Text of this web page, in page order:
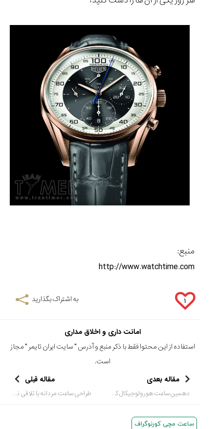
منبع:
http://www.watchtime.com
۱ به اشتراک بگذارید
امانت داری و اخلاق مداری
استفاده از این محتوا فقط با ذکر منبع و آدرس "سایت ایران تایمر " مجاز
است.
مقاله بعدی
دهمین ساعت هورولوجیکال کمپانی «ام بی اند اف»MB&F
مقاله قبلی
طراحی ساعت مردانه با تلاقی نوع آوری وصنعت
ساعت مچی کورنوگراف